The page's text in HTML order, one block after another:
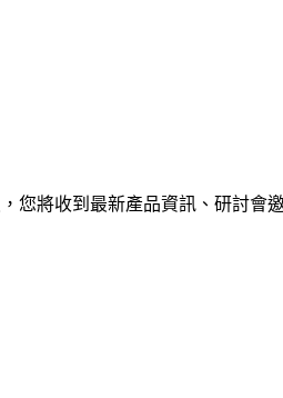
您將收到最新產品資訊、研討會